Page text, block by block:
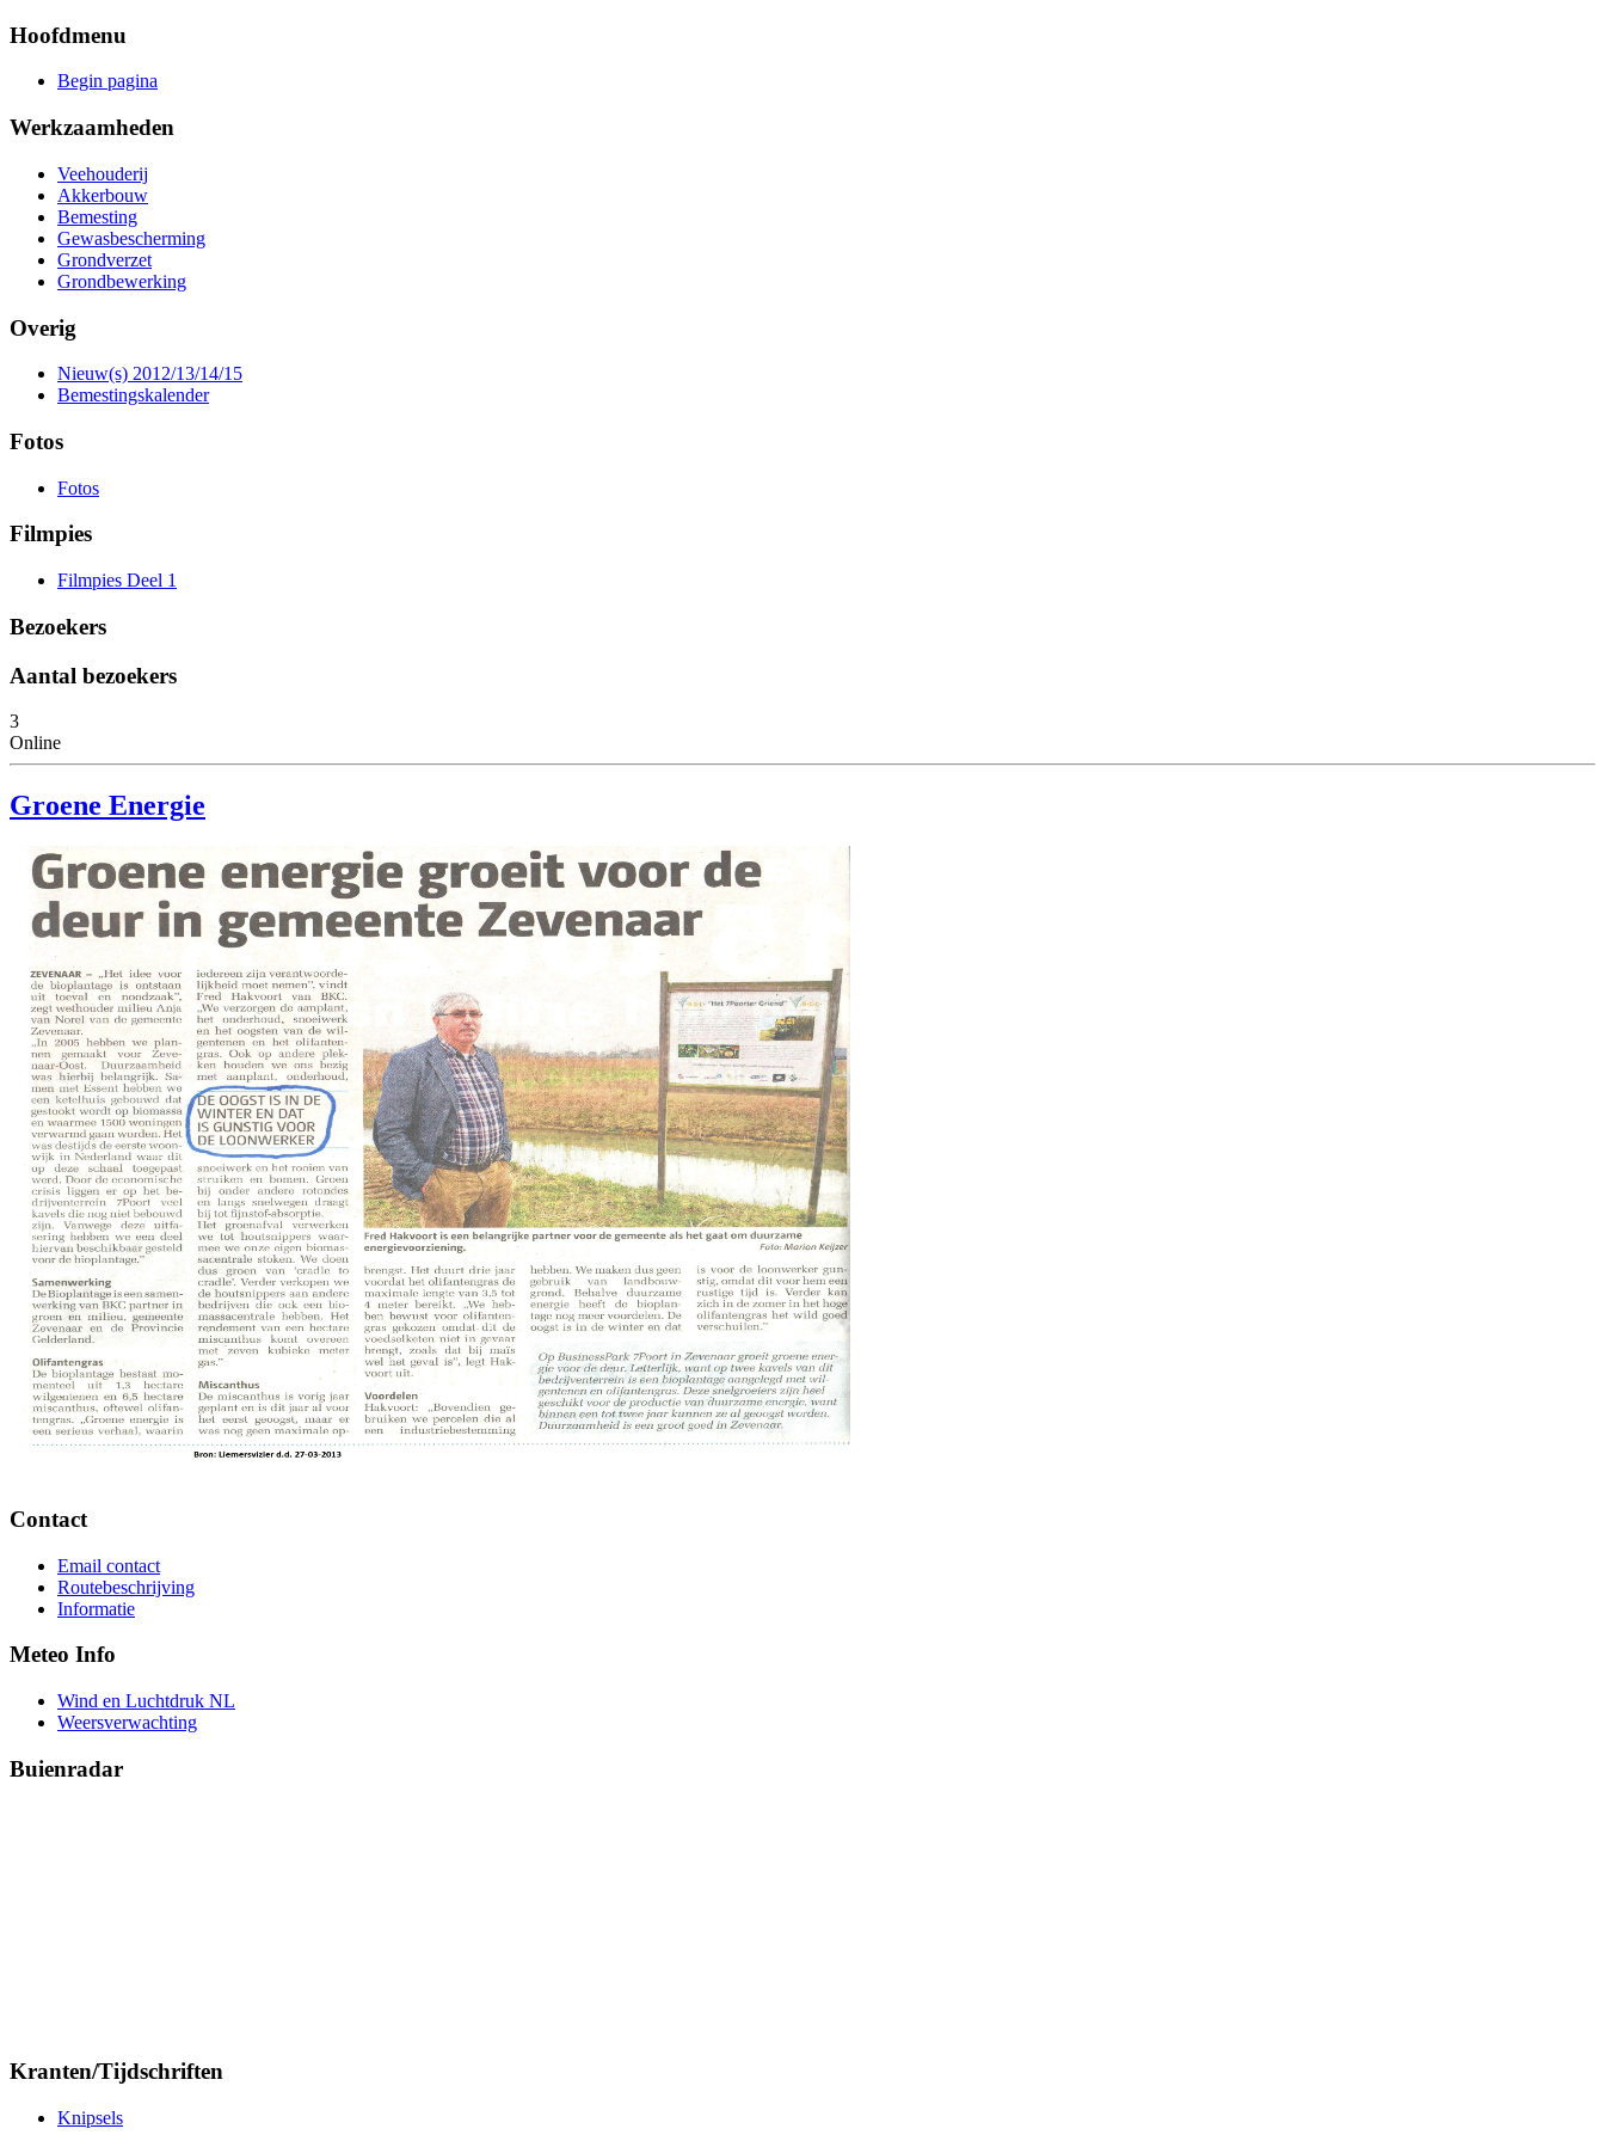
Hoofdmenu
Begin pagina
Werkzaamheden
Veehouderij
Akkerbouw
Bemesting
Gewasbescherming
Grondverzet
Grondbewerking
Overig
Nieuw(s) 2012/13/14/15
Bemestingskalender
Fotos
Fotos
Filmpies
Filmpies Deel 1
Bezoekers
Aantal bezoekers
3
Online
Groene Energie
Contact
Email contact
Routebeschrijving
Informatie
Meteo Info
Wind en Luchtdruk NL
Weersverwachting
Buienradar
Kranten/Tijdschriften
Knipsels